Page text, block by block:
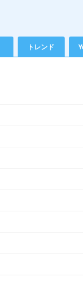
トレンド